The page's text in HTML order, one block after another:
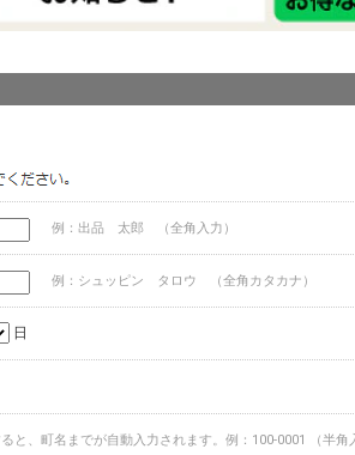
例：出品 太郎 （全角入力）
例：シュッピン タロウ （全角カタカナ）
日
と、町名までが自動入力されます。例：100-0001 （半角